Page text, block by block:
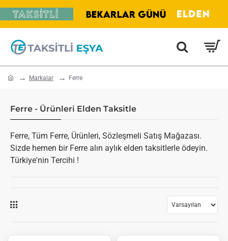
home Markalar Ferre
Ferre - Ürünleri Elden Taksitle
Ferre, Tüm Ferre, Ürünleri, Sözleşmeli Satış Mağazası.
Sizde hemen bir Ferre alın aylık elden taksitlerle ödeyin.
Türkiye'nin Tercihi !